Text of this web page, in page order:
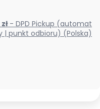
zł- DPD Pickup (automat
paczkowy | punkt odbioru) (Polska)